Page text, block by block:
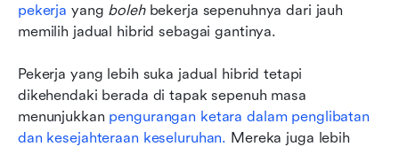
pekerja yang boleh bekerja sepenuhnya dari jauh
memilih jadual hibrid sebagai gantinya.
Pekerja yang lebih suka jadual hibrid tetapi
dikehendaki berada di tapak sepenuh masa
menunjukkan pengurangan ketara dalam penglibatan
dan kesejahteraan keseluruhan. Mereka juga lebih